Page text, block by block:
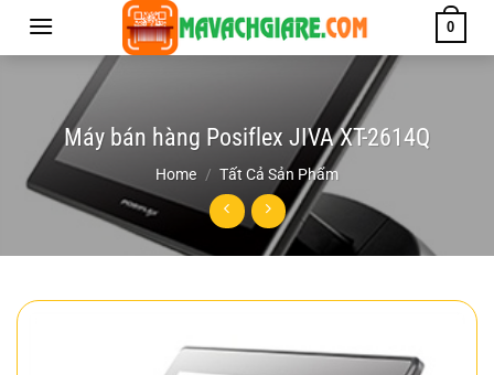
0
Máy bán hàng Posiflex JIVA XT-2614Q
Home / Tất Cả Sản Phẩm